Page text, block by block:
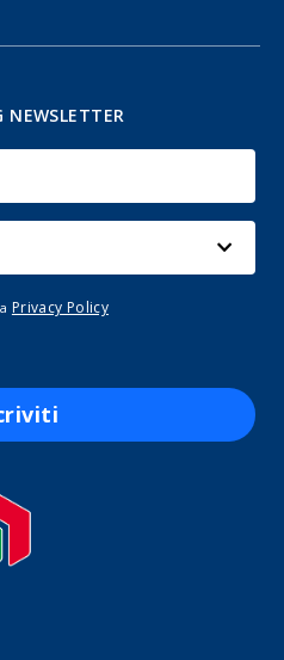
NEWSLETTER
Privacy Policy